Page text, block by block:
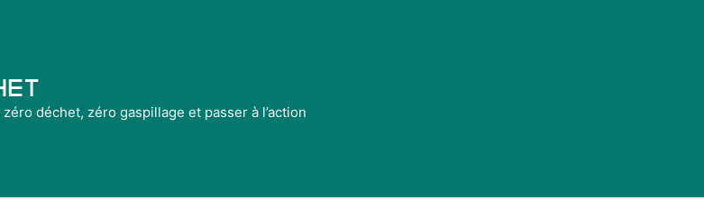
déchet, zéro gaspillage et passer à l’action